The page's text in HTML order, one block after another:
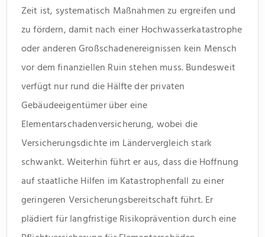
Zeit ist, systematisch Maßnahmen zu ergreifen und
zu fördern, damit nach einer Hochwasserkatastrophe
oder anderen Großschadenereignissen kein Mensch
vor dem finanziellen Ruin stehen muss. Bundesweit
verfügt nur rund die Hälfte der privaten
Gebäudeeigentümer über eine
Elementarschadenversicherung, wobei die
Versicherungsdichte im Ländervergleich stark
schwankt. Weiterhin führt er aus, dass die Hoffnung
auf staatliche Hilfen im Katastrophenfall zu einer
geringeren Versicherungsbereitschaft führt. Er
plädiert für langfristige Risikoprävention durch eine